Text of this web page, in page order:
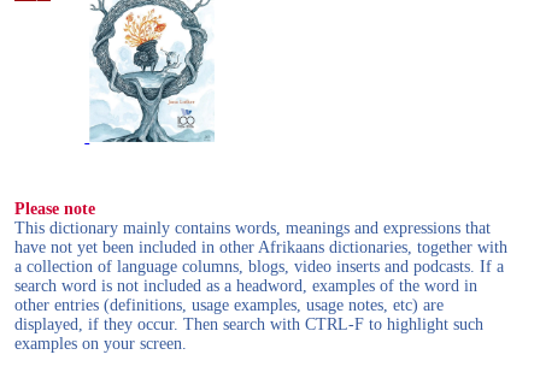
Please note
This dictionary mainly contains words, meanings and expressions that
have not yet been included in other Afrikaans dictionaries, together with
a collection of language columns, blogs, video inserts and podcasts. If a
search word is not included as a headword, examples of the word in
other entries (definitions, usage examples, usage notes, etc) are
displayed, if they occur. Then search with CTRL-F to highlight such
examples on your screen.